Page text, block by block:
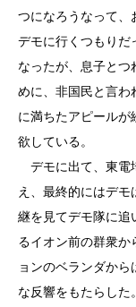
つになろうなって、
デモに行くつもりだ
なったが、息子とつ
めに、非国民と言
に満ちたアピールが
欲している。
デモに出て、東電
え、最終的にはデ
継を見てデモ隊に追
るイオン前の群衆か
ョンのベランダか
な反響をもたらし